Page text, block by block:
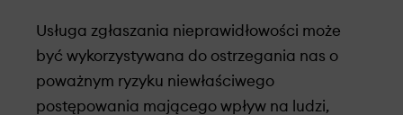
Usługa zgłaszania nieprawidłowości może
być wykorzystywana do ostrzegania nas o
poważnym ryzyku niewłaściwego
postępowania mającego wpływ na ludzi,